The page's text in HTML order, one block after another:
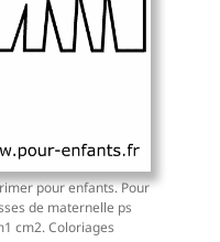
pour enfants. Pour
de maternelle ps
cm2. Coloriages